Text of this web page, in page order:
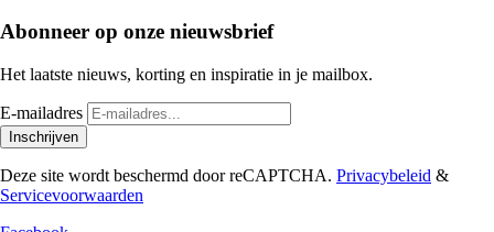
Abonneer op onze nieuwsbrief
Het laatste nieuws, korting en inspiratie in je mailbox.
E-mailadres
Inschrijven
Deze site wordt beschermd door reCAPTCHA. Privacybeleid &
Servicevoorwaarden